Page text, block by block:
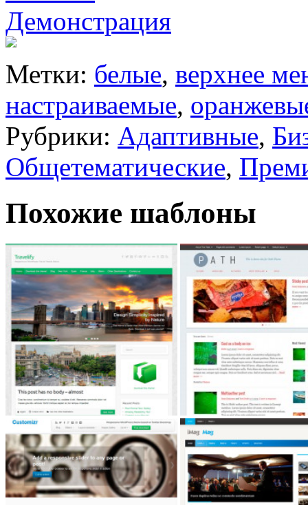
Демонстрация
Метки: белые, верхнее
настраиваемые,
Рубрики: Адаптивные,
Общетематические,
Похожие шаблоны